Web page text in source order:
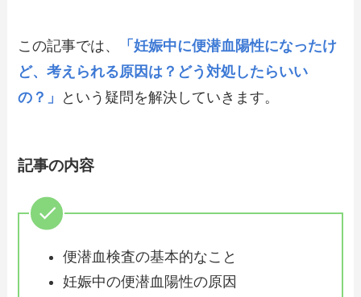
この記事では、
「妊娠中に便潜血陽性になったけ
ど、考えられる原因は？どう対処したらいい
の？」
という疑問を解決していきます。
記事の内容
便潜血検査の基本的なこと
妊娠中の便潜血陽性の原因